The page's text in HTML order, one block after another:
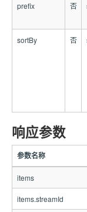
prefix 否
sortBy 否
响应参数
参数名称
items
items.streamId